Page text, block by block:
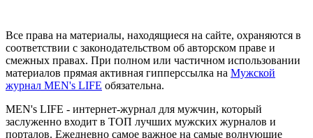
Все права на материалы, находящиеся на сайте, охраняются в
соответствии с законодательством об авторском праве и
смежных правах. При полном или частичном использовании
материалов прямая активная гипперссылка на Мужской
журнал MEN's LIFE обязательна.
MEN's LIFE - интернет-журнал для мужчин, который
заслуженно входит в ТОП лучших мужских журналов и
порталов. Ежедневно самое важное на самые волнующие